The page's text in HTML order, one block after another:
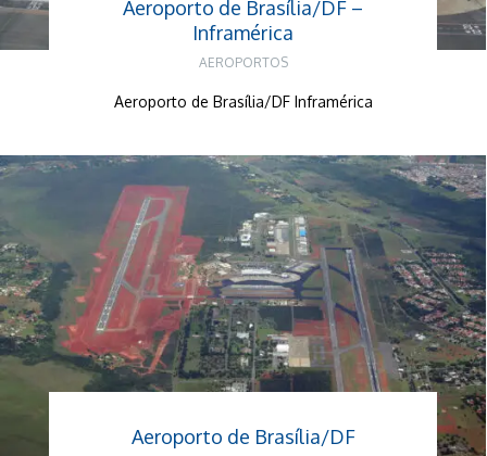
Aeroporto de Brasília/DF –
Inframérica
AEROPORTOS
Aeroporto de Brasília/DF Inframérica
Aeroporto de Brasília/DF